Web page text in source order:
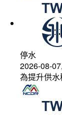
停水
2026-08-
為提升供